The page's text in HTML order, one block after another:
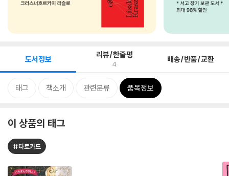
도서정보 리뷰/한줄평
4 배송/반품/교환
태그 책소개 관련분류 품목정보
이 상품의 태그
#타로카드